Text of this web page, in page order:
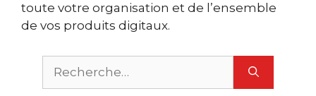
toute votre organisation et de l’ensemble
de vos produits digitaux.
Rechercher :